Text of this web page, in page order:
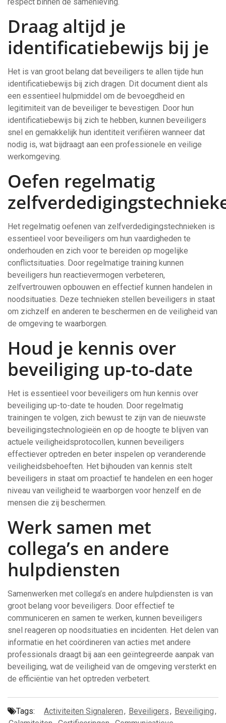
Draag altijd je
identificatiebewijs bij je
Het is van groot belang dat beveiligers te allen tijde hun
identificatiebewijs bij zich dragen. Dit document dient als
een essentieel hulpmiddel om de bevoegdheid en
legitimiteit van de beveiliger te bevestigen. Door hun
identificatiebewijs bij zich te hebben, kunnen beveiligers
snel en gemakkelijk hun identiteit verifiëren wanneer dat
nodig is, wat bijdraagt aan een professionele en veilige
werkomgeving.
Oefen regelmatig
Het regelmatig oefenen van zelfverdedigingstechnieken is
essentieel voor beveiligers om hun vaardigheden te
onderhouden en zich voor te bereiden op mogelijke
conflictsituaties. Door regelmatige training kunnen
beveiligers hun reactievermogen verbeteren,
zelfvertrouwen opbouwen en effectief kunnen handelen in
noodsituaties. Deze technieken stellen beveiligers in staat
om zichzelf en anderen te beschermen en de veiligheid van
de omgeving te waarborgen.
Houd je kennis over
beveiliging up-to-date
Het is essentieel voor beveiligers om hun kennis over
beveiliging up-to-date te houden. Door regelmatig
trainingen te volgen, zich bewust te zijn van de nieuwste
beveiligingstechnologieën en op de hoogte te blijven van
actuele veiligheidsprotocollen, kunnen beveiligers
effectiever optreden en beter inspelen op veranderende
veiligheidsbehoeften. Het bijhouden van kennis stelt
beveiligers in staat om proactief te handelen en een hoger
niveau van veiligheid te waarborgen voor henzelf en de
mensen die zij beschermen.
Werk samen met
collega’s en andere
hulpdiensten
Samenwerken met collega’s en andere hulpdiensten is van
groot belang voor beveiligers. Door effectief te
communiceren en samen te werken, kunnen beveiligers
snel reageren op noodsituaties en incidenten. Het delen van
informatie en het coördineren van acties met andere
professionals draagt bij aan een geïntegreerde aanpak van
beveiliging, wat de veiligheid van de omgeving versterkt en
de efficiëntie van het optreden verbetert.
Tags: Activiteiten Signaleren, Beveiligers, Beveiliging,